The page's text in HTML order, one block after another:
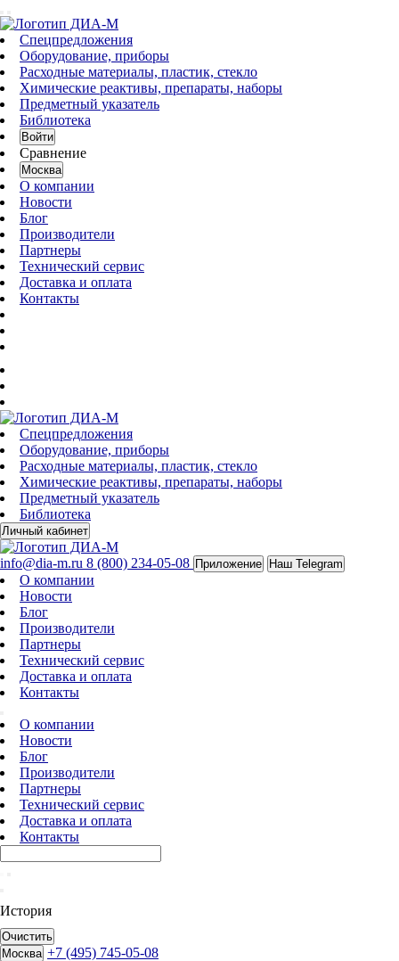
Спецпредложения
Оборудование, приборы
Расходные материалы, пластик, стекло
Химические реактивы, препараты, наборы
Предметный указатель
Библиотека
Войти
Сравнение
Москва
О компании
Новости
Блог
Производители
Партнеры
Технический сервис
Доставка и оплата
Контакты
Спецпредложения
Оборудование, приборы
Расходные материалы, пластик, стекло
Химические реактивы, препараты, наборы
Предметный указатель
Библиотека
Личный кабинет
info@dia-m.ru 8 (800) 234-05-08 Приложение Наш Telegram
О компании
Новости
Блог
Производители
Партнеры
Технический сервис
Доставка и оплата
Контакты
О компании
Новости
Блог
Производители
Партнеры
Технический сервис
Доставка и оплата
Контакты
История
Очистить
Москва +7 (495) 745-05-08